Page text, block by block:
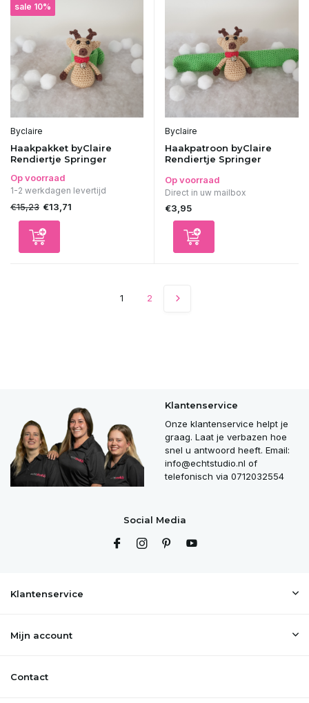
sale 10%
Byclaire
Haakpakket byClaire
Rendiertje Springer
Op voorraad
1-2 werkdagen levertijd
€15,23 €13,71
Byclaire
Haakpatroon byClaire
Rendiertje Springer
Op voorraad
Direct in uw mailbox
€3,95
1 2
Klantenservice
Onze klantenservice helpt je
graag. Laat je verbazen hoe
snel u antwoord heeft. Email:
info@echtstudio.nl of
telefonisch via 0712032554
Social Media
Klantenservice
Mijn account
Contact